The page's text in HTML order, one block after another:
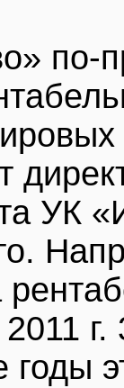
по-
УК